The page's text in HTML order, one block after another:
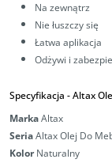
Na zewnątrz
Nie łuszczy się
Łatwa aplikacja
Odżywi i
Specyfikacja -Altax
MarkaAltax
SeriaAltax Olej Do
KolorNaturalny